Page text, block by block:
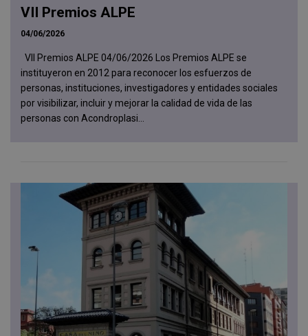
VII Premios ALPE
04/06/2026
VII Premios ALPE 04/06/2026 Los Premios ALPE se
instituyeron en 2012 para reconocer los esfuerzos de
personas, instituciones, investigadores y entidades sociales
por visibilizar, incluir y mejorar la calidad de vida de las
personas con Acondroplasi...